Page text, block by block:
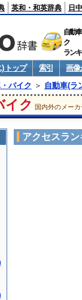
英和・和英辞典 日
自動
ク
ラン
トップ 索引
画像
バイク ＞ 自動車(ラ
イク 国内外のメー
アクセスラン